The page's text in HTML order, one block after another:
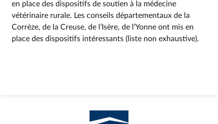
en place des dispositifs de soutien à la médecine
vétérinaire rurale. Les conseils départementaux de la
Corrèze, de la Creuse, de l’Isère, de l’Yonne ont mis en
place des dispositifs intéressants (liste non exhaustive).